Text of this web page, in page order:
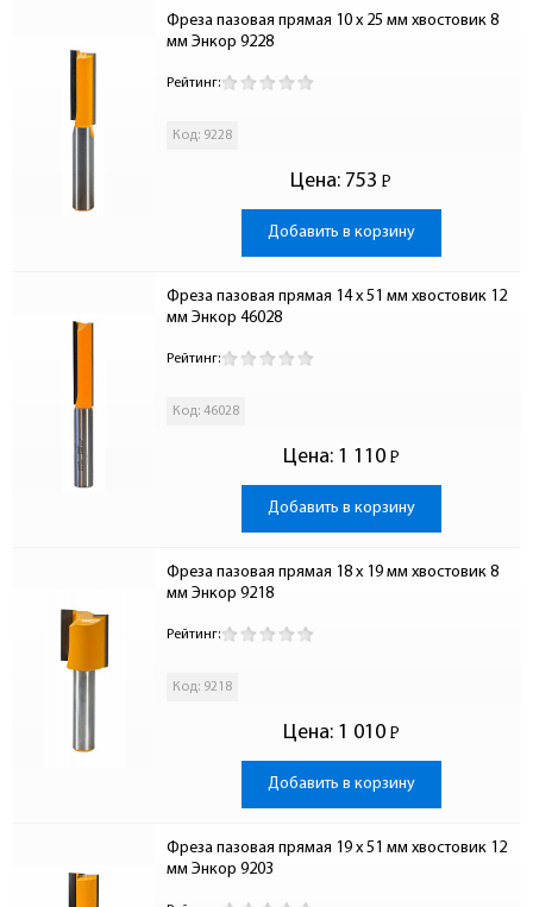
Фреза пазовая прямая 10 x 25 мм хвостовик 8
мм Энкор 9228
Рейтинг:
Код: 9228
Цена: 753 Р
-
Добавить в корзину
Фреза пазовая прямая 14 x 51 мм хвостовик 12
мм Энкор 46028
Рейтинг:
Код: 46028
Цена: 1 110 Р
-
Добавить в корзину
Фреза пазовая прямая 18 x 19 мм хвостовик 8
мм Энкор 9218
Рейтинг:
Код: 9218
Цена: 1 010 Р
-
Добавить в корзину
Фреза пазовая прямая 19 x 51 мм хвостовик 12
мм Энкор 9203